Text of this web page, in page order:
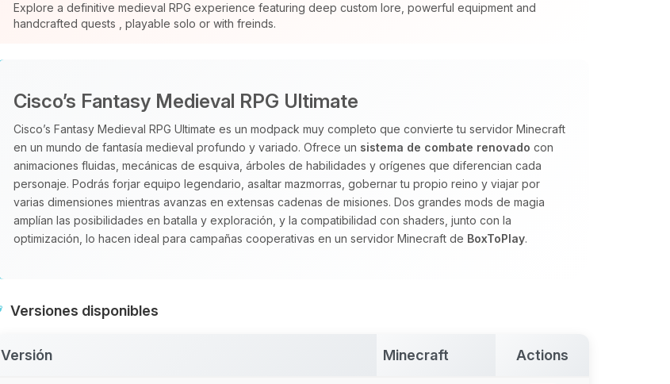
Explore a definitive medieval RPG experience featuring deep custom lore, powerful equipment and
handcrafted quests , playable solo or with freinds.
Cisco’s Fantasy Medieval RPG Ultimate
Cisco’s Fantasy Medieval RPG Ultimate es un modpack muy completo que convierte tu servidor Minecraft
en un mundo de fantasía medieval profundo y variado. Ofrece un sistema de combate renovado con
animaciones fluidas, mecánicas de esquiva, árboles de habilidades y orígenes que diferencian cada
personaje. Podrás forjar equipo legendario, asaltar mazmorras, gobernar tu propio reino y viajar por
varias dimensiones mientras avanzas en extensas cadenas de misiones. Dos grandes mods de magia
amplían las posibilidades en batalla y exploración, y la compatibilidad con shaders, junto con la
optimización, lo hacen ideal para campañas cooperativas en un servidor Minecraft de BoxToPlay.
Versiones disponibles
Versión Minecraft Actions